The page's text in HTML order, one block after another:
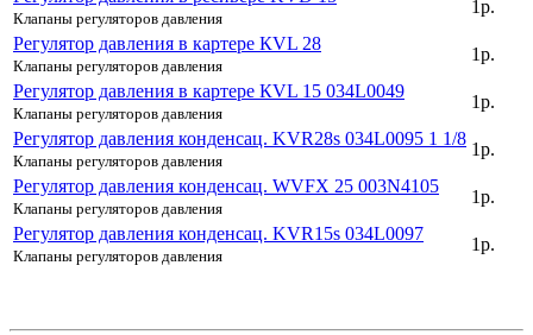
Клапаны регуляторов давления
1р.
Регулятор давления в картере КVL 28
Клапаны регуляторов давления
1р.
Регулятор давления в картере КVL 15 034L0049
Клапаны регуляторов давления
1р.
Регулятор давления конденсац. KVR28s 034L0095 1 1/8
Клапаны регуляторов давления
1р.
Регулятор давления конденсац. WVFX 25 003N4105
Клапаны регуляторов давления
1р.
Регулятор давления конденсац. KVR15s 034L0097
Клапаны регуляторов давления
1р.